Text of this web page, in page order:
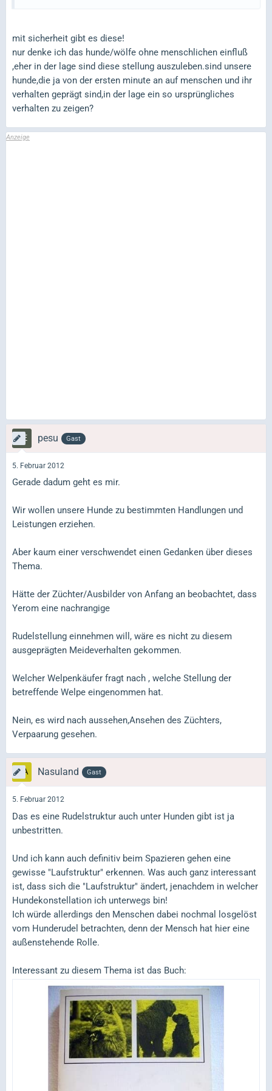
mit sicherheit gibt es diese!
nur denke ich das hunde/wölfe ohne menschlichen einfluß
,eher in der lage sind diese stellung auszuleben.sind unsere
hunde,die ja von der ersten minute an auf menschen und ihr
verhalten geprägt sind,in der lage ein so ursprüngliches
verhalten zu zeigen?
pesu Gast
5. Februar 2012
Gerade dadum geht es mir.
Wir wollen unsere Hunde zu bestimmten Handlungen und
Leistungen erziehen.
Aber kaum einer verschwendet einen Gedanken über dieses
Thema.
Hätte der Züchter/Ausbilder von Anfang an beobachtet, dass
Yerom eine nachrangige
Rudelstellung einnehmen will, wäre es nicht zu diesem
ausgeprägten Meideverhalten gekommen.
Welcher Welpenkäufer fragt nach , welche Stellung der
betreffende Welpe eingenommen hat.
Nein, es wird nach aussehen,Ansehen des Züchters,
Verpaarung gesehen.
Nasuland Gast
5. Februar 2012
Das es eine Rudelstruktur auch unter Hunden gibt ist ja
unbestritten.
Und ich kann auch definitiv beim Spazieren gehen eine
gewisse "Laufstruktur" erkennen. Was auch ganz interessant
ist, dass sich die "Laufstruktur" ändert, jenachdem in welcher
Hundekonstellation ich unterwegs bin!
Ich würde allerdings den Menschen dabei nochmal losgelöst
vom Hunderudel betrachten, denn der Mensch hat hier eine
außenstehende Rolle.
Interessant zu diesem Thema ist das Buch: